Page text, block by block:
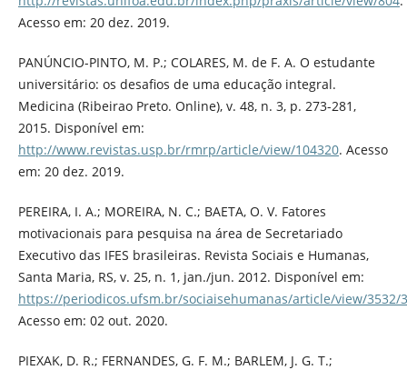
Acesso em: 20 dez. 2019.
PANÚNCIO-PINTO, M. P.; COLARES, M. de F. A. O estudante
universitário: os desafios de uma educação integral.
Medicina (Ribeirao Preto. Online), v. 48, n. 3, p. 273-281,
2015. Disponível em:
http://www.revistas.usp.br/rmrp/article/view/104320. Acesso
em: 20 dez. 2019.
PEREIRA, I. A.; MOREIRA, N. C.; BAETA, O. V. Fatores
motivacionais para pesquisa na área de Secretariado
Executivo das IFES brasileiras. Revista Sociais e Humanas,
Santa Maria, RS, v. 25, n. 1, jan./jun. 2012. Disponível em:
https://periodicos.ufsm.br/sociaisehumanas/article/view/3532/
Acesso em: 02 out. 2020.
PIEXAK, D. R.; FERNANDES, G. F. M.; BARLEM, J. G. T.;